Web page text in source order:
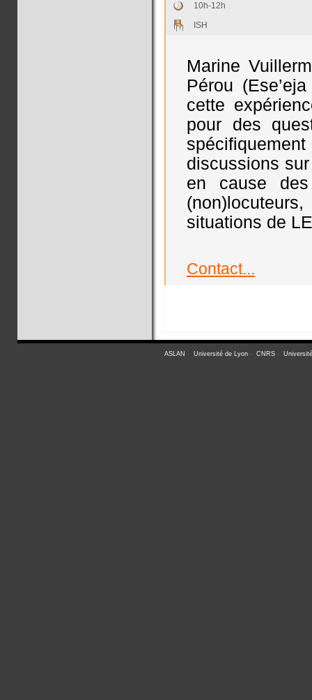
10h-12h
ISH
Marine
Pérou
cette
pour des
discussions
en cause des
situations de
Contact...
ASLAN - Université de Lyon - CNRS -